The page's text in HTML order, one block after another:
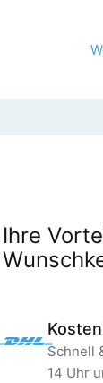
Ihre
Schnell
14 Uhr